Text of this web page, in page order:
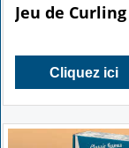
Jeu de Curling
Cliquez ici